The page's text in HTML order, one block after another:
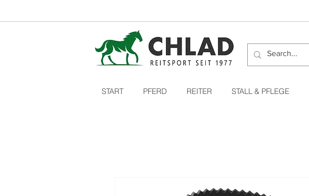
START PFERD REITER STALL & PFLEGE